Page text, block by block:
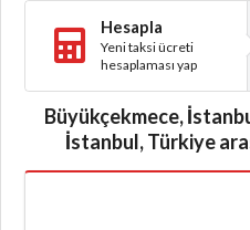
Hesapla
Yeni taksi ücreti
hesaplaması yap
Büyükçekmece,
İstanbul, Türkiye